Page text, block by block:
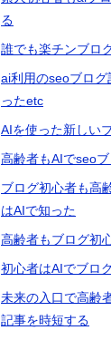
る
誰でも楽チンブロ
ai利用のseoブロ
ったetc
AIを使った新しい
高齢者もAIでseoブ
ブログ初心者も高
はAIで知った
高齢者もブログ初
初心者はAIでブロ
未来の入口で高齢
記事を時短する